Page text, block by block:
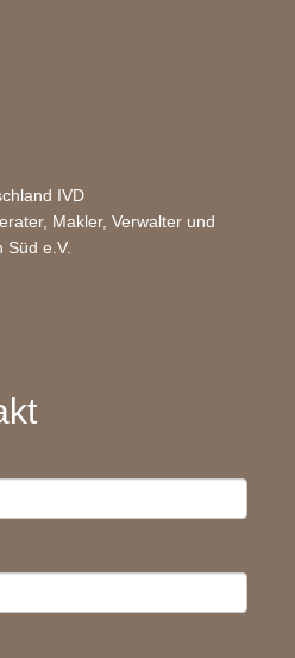
IVD
Makler, Verwalter und
Süd e.V.